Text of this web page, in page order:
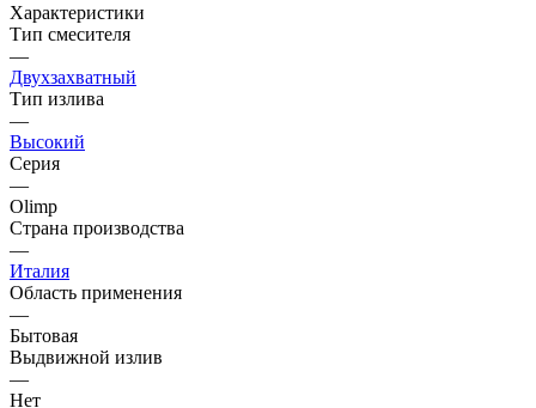
Характеристики
Тип смесителя
—
Двухзахватный
Тип излива
—
Высокий
Серия
—
Olimp
Страна производства
—
Италия
Область применения
—
Бытовая
Выдвижной излив
—
Нет